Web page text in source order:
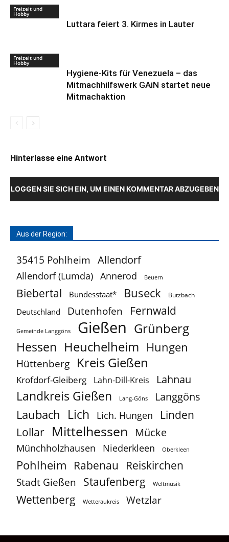
Freizeit und
Hobby
Luttara feiert 3. Kirmes in Lauter
Freizeit und
Hobby
Hygiene-Kits für Venezuela – das
Mitmachhilfswerk GAiN startet neue
Mitmachaktion
Hinterlasse eine Antwort
LOGGEN SIE SICH EIN, UM EINEN KOMMENTAR ABZUGEBEN
Aus der Region:
35415 Pohlheim Allendorf
Allendorf (Lumda) Annerod Beuern
Biebertal Bundesstaat* Buseck Butzbach
Deutschland Dutenhofen Fernwald
Gemeinde Langgöns Gießen Grünberg
Hessen Heuchelheim Hungen
Hüttenberg Kreis Gießen
Krofdorf-Gleiberg Lahn-Dill-Kreis Lahnau
Landkreis Gießen Lang-Göns Langgöns
Laubach Lich Lich. Hungen Linden
Lollar Mittelhessen Mücke
Münchholzhausen Niederkleen Oberkleen
Pohlheim Rabenau Reiskirchen
Stadt Gießen Staufenberg Weltmusik
Wettenberg Wetteraukreis Wetzlar